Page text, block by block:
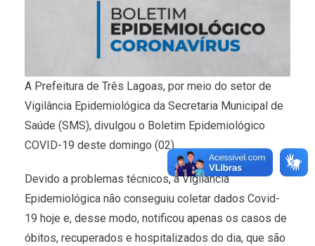
A Prefeitura de Três Lagoas, por meio do setor de
Vigilância Epidemiológica da Secretaria Municipal de
Saúde (SMS), divulgou o Boletim Epidemiológico
COVID-19 deste domingo (02).
Devido a problemas técnicos, a Vigilância
Epidemiológica não conseguiu coletar dados Covid-
19 hoje e, desse modo, notificou apenas os casos de
óbitos, recuperados e hospitalizados do dia, que são